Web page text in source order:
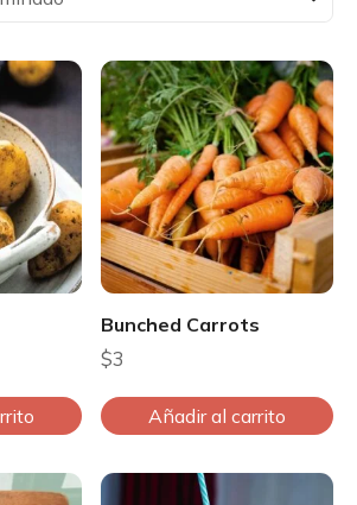
Bunched Carrots
$3
Añadir al carrito
E